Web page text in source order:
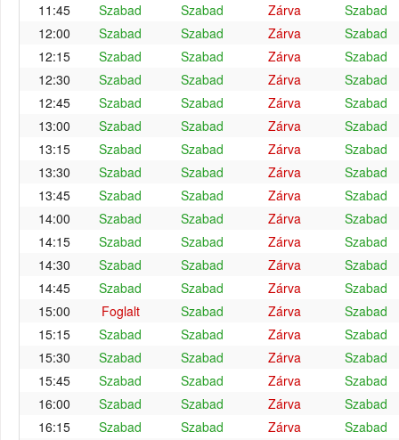
11:45
Szabad Szabad Zárva
Szabad
12:00
Szabad Szabad Zárva
Szabad
12:15
Szabad Szabad Zárva
Szabad
12:30
Szabad Szabad Zárva
Szabad
12:45
Szabad Szabad Zárva
Szabad
13:00
Szabad Szabad Zárva
Szabad
13:15
Szabad Szabad Zárva
Szabad
13:30
Szabad Szabad Zárva
Szabad
13:45
Szabad Szabad Zárva
Szabad
14:00
Szabad Szabad Zárva
Szabad
14:15
Szabad Szabad Zárva
Szabad
14:30
Szabad Szabad Zárva
Szabad
14:45
Szabad Szabad Zárva
Szabad
15:00
Foglalt Szabad Zárva
Szabad
15:15
Szabad Szabad Zárva
Szabad
15:30
Szabad Szabad Zárva
Szabad
15:45
Szabad Szabad Zárva
Szabad
16:00
Szabad Szabad Zárva
Szabad
16:15
Szabad Szabad Zárva Szabad